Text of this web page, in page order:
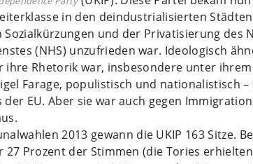
in den deindustrialisierten
Sozialkürzungen und der Privatisierung des
(NHS) unzufrieden war. Ideologisch
ihre Rhetorik war, insbesondere unter
Farage, populistisch und nationalistisch
EU. Aber sie war auch gegen
2013 gewann die UKIP 163 Sitze.
27 Prozent der Stimmen (die Tories